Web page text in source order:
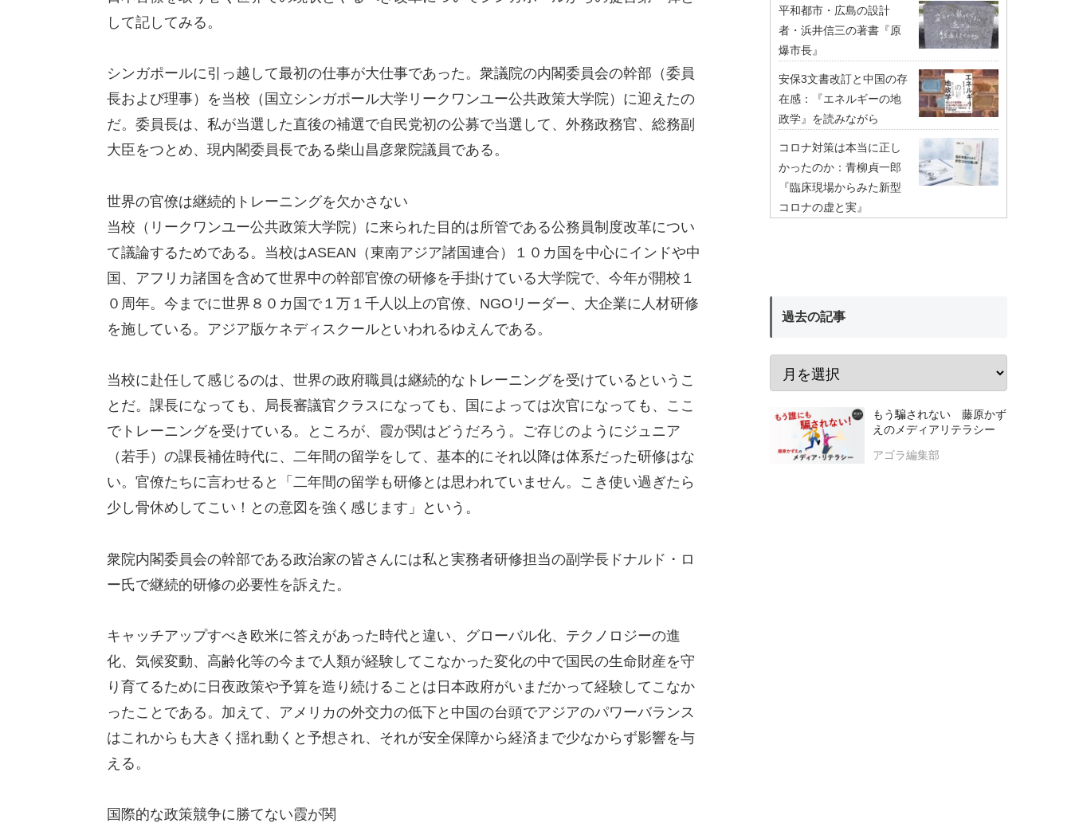
して記してみる。
シンガポールに引っ越して最初の仕事が大仕事であった。衆議院の内閣委員会の幹部（委員
長および理事）を当校（国立シンガポール大学リークワンユー公共政策大学院）に迎えたの
だ。委員長は、私が当選した直後の補選で自民党初の公募で当選して、外務政務官、総務副
大臣をつとめ、現内閣委員長である柴山昌彦衆院議員である。
世界の官僚は継続的トレーニングを欠かさない
当校（リークワンユー公共政策大学院）に来られた目的は所管である公務員制度改革につい
て議論するためである。当校はASEAN（東南アジア諸国連合）１０カ国を中心にインドや中
国、アフリカ諸国を含めて世界中の幹部官僚の研修を手掛けている大学院で、今年が開校１
０周年。今までに世界８０カ国で１万１千人以上の官僚、NGOリーダー、大企業に人材研修
を施している。アジア版ケネディスクールといわれるゆえんである。
当校に赴任して感じるのは、世界の政府職員は継続的なトレーニングを受けているというこ
とだ。課長になっても、局長審議官クラスになっても、国によっては次官になっても、ここ
でトレーニングを受けている。ところが、霞が関はどうだろう。ご存じのようにジュニア
（若手）の課長補佐時代に、二年間の留学をして、基本的にそれ以降は体系だった研修はな
い。官僚たちに言わせると「二年間の留学も研修とは思われていません。こき使い過ぎたら
少し骨休めしてこい！との意図を強く感じます」という。
衆院内閣委員会の幹部である政治家の皆さんには私と実務者研修担当の副学長ドナルド・ロ
ー氏で継続的研修の必要性を訴えた。
キャッチアップすべき欧米に答えがあった時代と違い、グローバル化、テクノロジーの進
化、気候変動、高齢化等の今まで人類が経験してこなかった変化の中で国民の生命財産を守
り育てるために日夜政策や予算を造り続けることは日本政府がいまだかって経験してこなか
ったことである。加えて、アメリカの外交力の低下と中国の台頭でアジアのパワーバランス
はこれからも大きく揺れ動くと予想され、それが安全保障から経済まで少なからず影響を与
える。
国際的な政策競争に勝てない霞が関
平和都市・広島の設計
者・浜井信三の著書『原
爆市長』
安保3文書改訂と中国の存
在感：『エネルギーの地
政学』を読みながら
コロナ対策は本当に正し
かったのか：青柳貞一郎
『臨床現場からみた新型
コロナの虚と実』
過去の記事
もう騙されない 藤原かず
えのメディアリテラシー
アゴラ編集部